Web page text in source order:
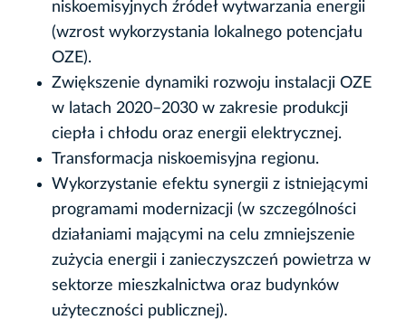
niskoemisyjnych źródeł wytwarzania energii
(wzrost wykorzystania lokalnego potencjału
OZE).
Zwiększenie dynamiki rozwoju instalacji OZE
w latach 2020–2030 w zakresie produkcji
ciepła i chłodu oraz energii elektrycznej.
Transformacja niskoemisyjna regionu.
Wykorzystanie efektu synergii z istniejącymi
programami modernizacji (w szczególności
działaniami mającymi na celu zmniejszenie
zużycia energii i zanieczyszczeń powietrza w
sektorze mieszkalnictwa oraz budynków
użyteczności publicznej).